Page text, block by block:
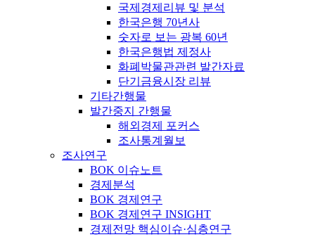
국제경제리뷰 및 분석
한국은행 70년사
숫자로 보는 광복 60년
한국은행법 제정사
화폐박물관관련 발간자료
단기금융시장 리뷰
기타간행물
발간중지 간행물
해외경제 포커스
조사통계월보
조사연구
BOK 이슈노트
경제분석
BOK 경제연구
BOK 경제연구 INSIGHT
경제전망 핵심이슈·심층연구